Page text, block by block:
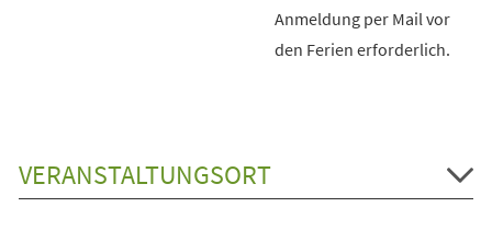
Anmeldung per Mail vor
den Ferien erforderlich.
VERANSTALTUNGSORT